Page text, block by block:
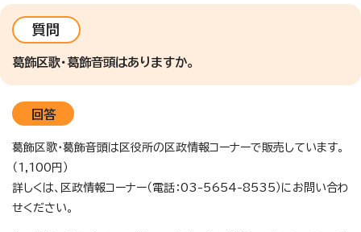
質問
葛飾区歌・葛飾音頭はありますか。
回答
葛飾区歌・葛飾音頭は区役所の区政情報コーナーで販売しています。
（1,100円）
詳しくは、区政情報コーナー（電話：03-5654-8535）にお問い合わ
せください。